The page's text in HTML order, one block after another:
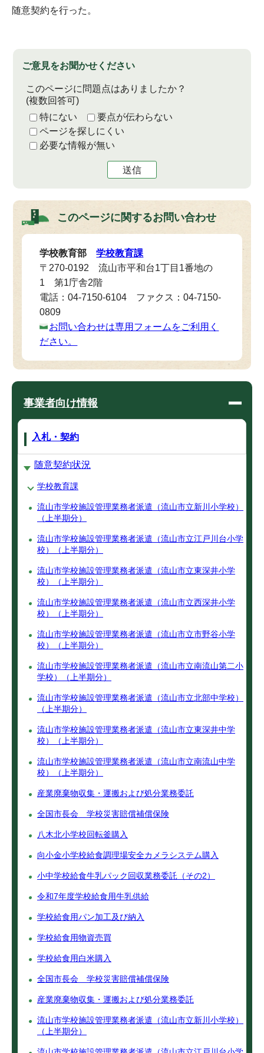
随意契約を行った。
ご意見をお聞かせください
このページに問題点はありましたか？
(複数回答可)
特にない
要点が伝わらない
ページを探しにくい
必要な情報が無い
送信
このページに関するお問い合わせ
学校教育部学校教育課
〒270-0192 流山市平和台1丁目1番地の
1 第1庁舎2階
電話：04-7150-6104 ファクス：04-7150-
0809
お問い合わせは専用フォームをご利用く
ださい。
事業者向け情報
入札・契約
随意契約状況
学校教育課
流山市学校施設管理業務者派遣（流山市立新川小学校）
（上半期分）
流山市学校施設管理業務者派遣（流山市立江戸川台小学
校）（上半期分）
流山市学校施設管理業務者派遣（流山市立東深井小学
校）（上半期分）
流山市学校施設管理業務者派遣（流山市立西深井小学
校）（上半期分）
流山市学校施設管理業務者派遣（流山市立市野谷小学
校）（上半期分）
流山市学校施設管理業務者派遣（流山市立南流山第二小
学校）（上半期分）
流山市学校施設管理業務者派遣（流山市立北部中学校）
（上半期分）
流山市学校施設管理業務者派遣（流山市立東深井中学
校）（上半期分）
流山市学校施設管理業務者派遣（流山市立南流山中学
校）（上半期分）
産業廃棄物収集・運搬および処分業務委託
全国市長会 学校災害賠償補償保険
八木北小学校回転釜購入
向小金小学校給食調理場安全カメラシステム購入
小中学校給食牛乳パック回収業務委託（その2）
令和7年度学校給食用牛乳供給
学校給食用パン加工及び納入
学校給食用物資売買
学校給食用白米購入
全国市長会 学校災害賠償補償保険
産業廃棄物収集・運搬および処分業務委託
流山市学校施設管理業務者派遣（流山市立新川小学校）
（上半期分）